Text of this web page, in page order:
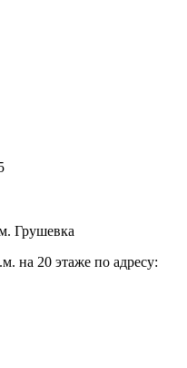
Грушевка
на 20 этаже по адресу: